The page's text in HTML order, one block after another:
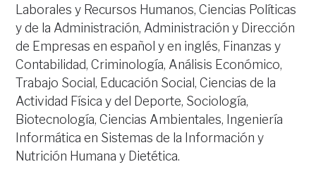
Laborales y Recursos Humanos, Ciencias Políticas
y de la Administración, Administración y Dirección
de Empresas en español y en inglés, Finanzas y
Contabilidad, Criminología, Análisis Económico,
Trabajo Social, Educación Social, Ciencias de la
Actividad Física y del Deporte, Sociología,
Biotecnología, Ciencias Ambientales, Ingeniería
Informática en Sistemas de la Información y
Nutrición Humana y Dietética.